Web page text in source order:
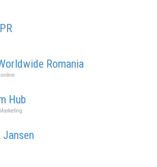
Romania
Hub
Jansen